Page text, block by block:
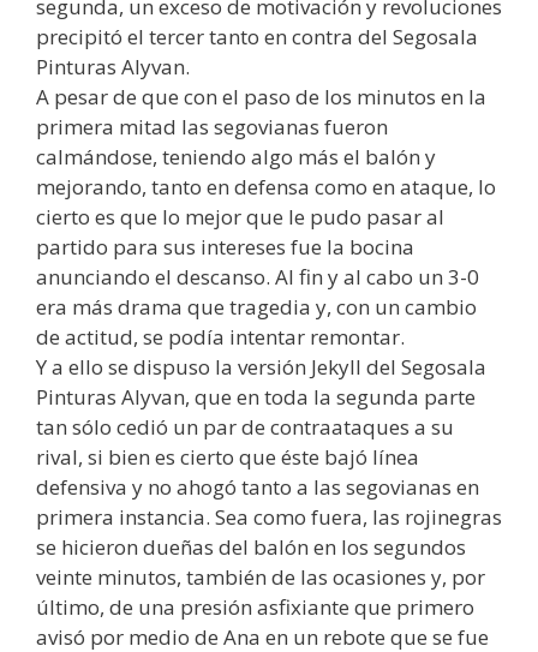
segunda, un exceso de motivación y revoluciones
precipitó el tercer tanto en contra del Segosala
Pinturas Alyvan.
A pesar de que con el paso de los minutos en la
primera mitad las segovianas fueron
calmándose, teniendo algo más el balón y
mejorando, tanto en defensa como en ataque, lo
cierto es que lo mejor que le pudo pasar al
partido para sus intereses fue la bocina
anunciando el descanso. Al fin y al cabo un 3-0
era más drama que tragedia y, con un cambio
de actitud, se podía intentar remontar.
Y a ello se dispuso la versión Jekyll del Segosala
Pinturas Alyvan, que en toda la segunda parte
tan sólo cedió un par de contraataques a su
rival, si bien es cierto que éste bajó línea
defensiva y no ahogó tanto a las segovianas en
primera instancia. Sea como fuera, las rojinegras
se hicieron dueñas del balón en los segundos
veinte minutos, también de las ocasiones y, por
último, de una presión asfixiante que primero
avisó por medio de Ana en un rebote que se fue